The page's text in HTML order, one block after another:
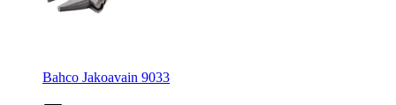
Bahco Jakoavain 9033